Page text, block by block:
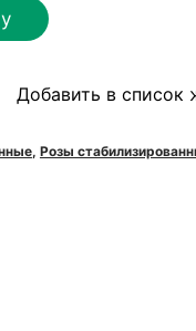
Добавить в список
, Розы